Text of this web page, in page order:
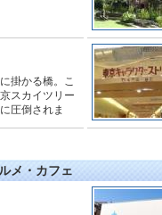
掛かる橋。こ
スカイツリー
圧倒されま
メ・カフェ